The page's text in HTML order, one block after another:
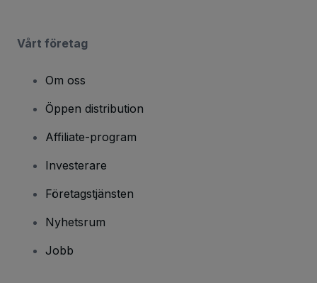
Vårt företag
Om oss
Öppen distribution
Affiliate-program
Investerare
Företagstjänsten
Nyhetsrum
Jobb